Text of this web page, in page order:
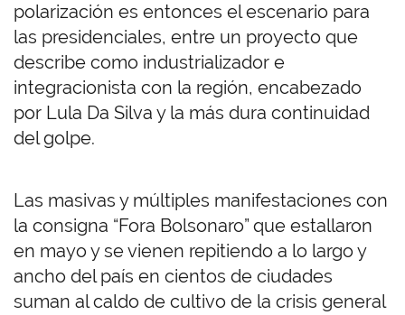
polarización es entonces el escenario para
las presidenciales, entre un proyecto que
describe como industrializador e
integracionista con la región, encabezado
por Lula Da Silva y la más dura continuidad
del golpe.
Las masivas y múltiples manifestaciones con
la consigna “Fora Bolsonaro” que estallaron
en mayo y se vienen repitiendo a lo largo y
ancho del país en cientos de ciudades
suman al caldo de cultivo de la crisis general